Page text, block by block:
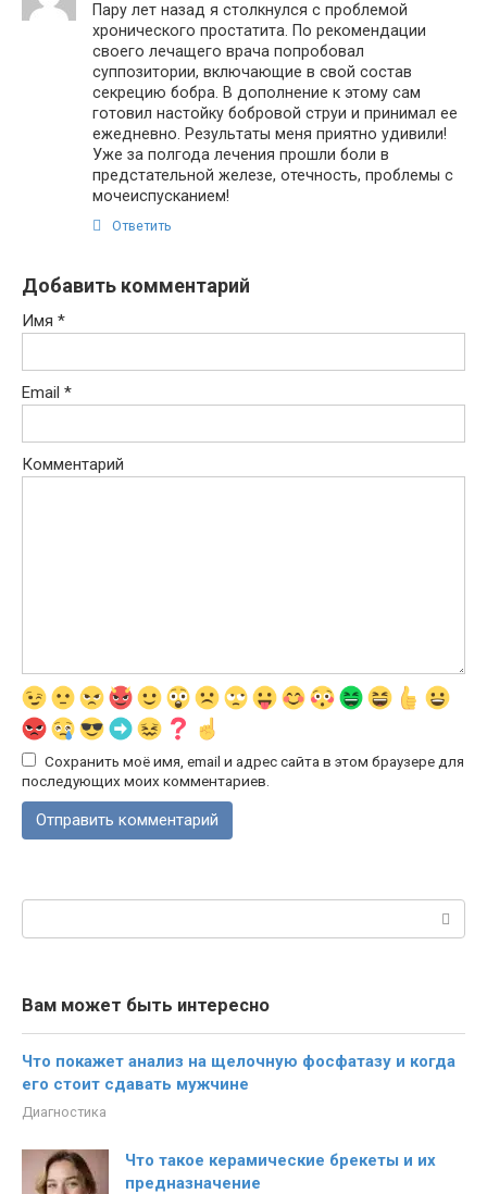
Пару лет назад я столкнулся с проблемой
хронического простатита. По рекомендации
своего лечащего врача попробовал
суппозитории, включающие в свой состав
секрецию бобра. В дополнение к этому сам
готовил настойку бобровой струи и принимал ее
ежедневно. Результаты меня приятно удивили!
Уже за полгода лечения прошли боли в
предстательной железе, отечность, проблемы с
мочеиспусканием!
Ответить
Добавить комментарий
Имя *
Email *
Комментарий
Сохранить моё имя, email и адрес сайта в этом браузере для
последующих моих комментариев.
Вам может быть интересно
Что покажет анализ на щелочную фосфатазу и когда
его стоит сдавать мужчине
Диагностика
Что такое керамические брекеты и их
предназначение